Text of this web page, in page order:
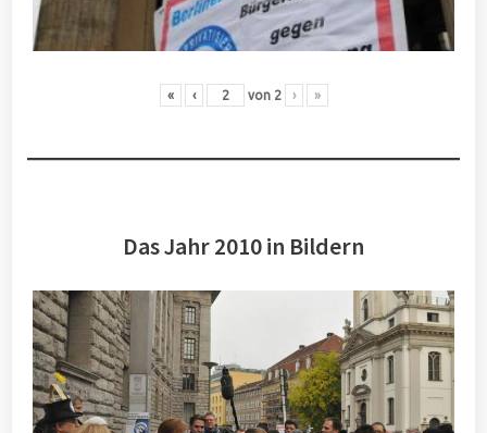
« ‹ von 2 › »
Das Jahr 2010 in Bildern